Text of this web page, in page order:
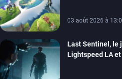
03 août 2026 à
Last Sentinel, le
Lightspeed LA